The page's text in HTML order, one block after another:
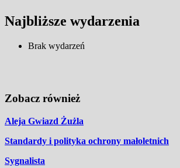
Najbliższe wydarzenia
Brak wydarzeń
Zobacz również
Aleja Gwiazd Żużla
Standardy i polityka ochrony małoletnich
Sygnalista